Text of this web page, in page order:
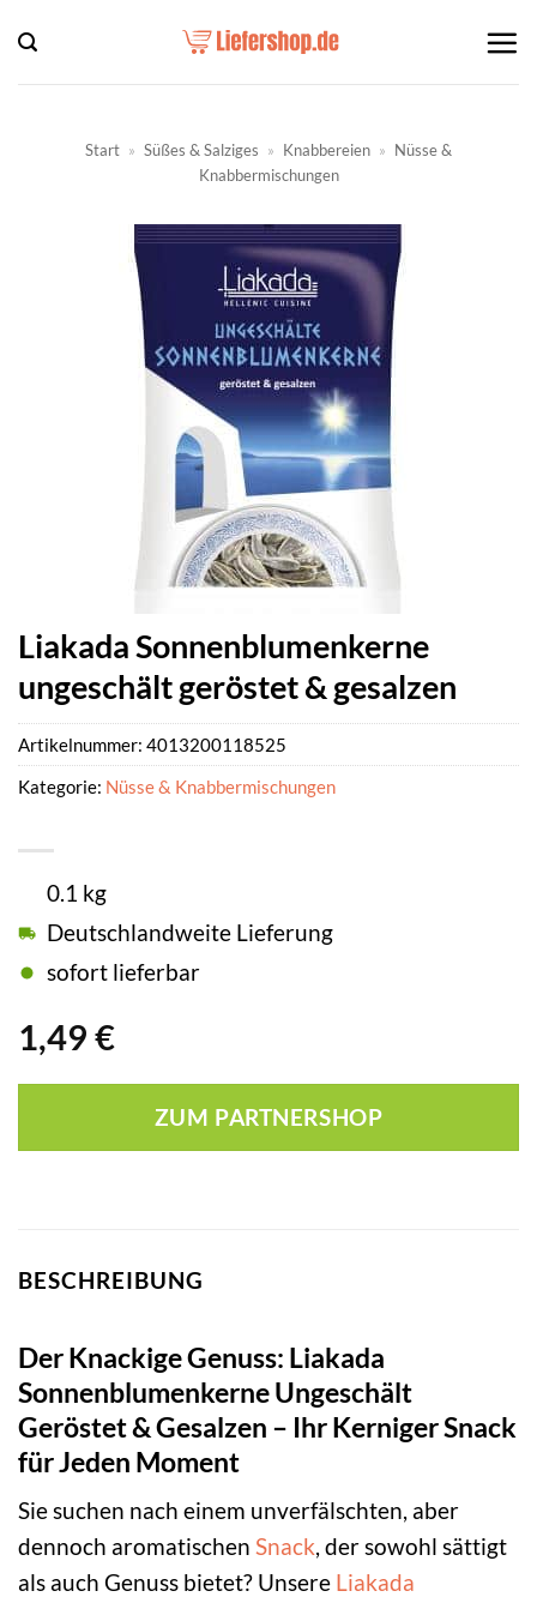
Inhalt
springen
Start » Süßes & Salziges » Knabbereien » Nüsse &
Knabbermischungen
Liakada Sonnenblumenkerne
ungeschält geröstet & gesalzen
1,49 €
0.1 kg
Deutschlandweite Lieferung
sofort lieferbar
ZUM PARTNERSHOP
Artikelnummer: 4013200118525
Kategorie: Nüsse & Knabbermischungen
BESCHREIBUNG
Der Knackige Genuss: Liakada
Sonnenblumenkerne Ungeschält
Geröstet & Gesalzen – Ihr Kerniger Snack
für Jeden Moment
Sie suchen nach einem unverfälschten, aber
dennoch aromatischen Snack, der sowohl sättigt
als auch Genuss bietet? Unsere Liakada